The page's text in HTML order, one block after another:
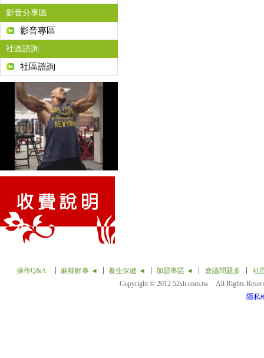
影音分享區
影音專區
社區諮詢
社區諮詢
操作Q&A 麻辣鮮事 ◄ 養生保健 ◄ 加盟專區 ◄ 會議問題多
社
Copyright © 2012 52sh.com.tw All Rights
隱私